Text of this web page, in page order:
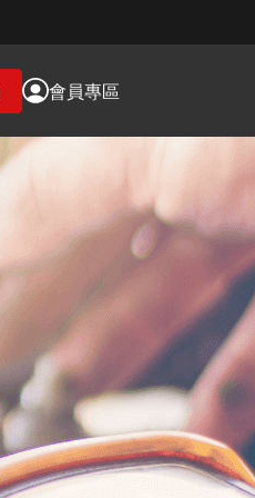
會員專區